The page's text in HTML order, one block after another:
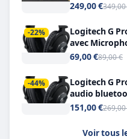
249,00 €349,00
-22%
Logitech G
avec
Headphone X
69,00 €89,00 €
-44%
Logitech G
audio
151,00 €269,00
Voir tous